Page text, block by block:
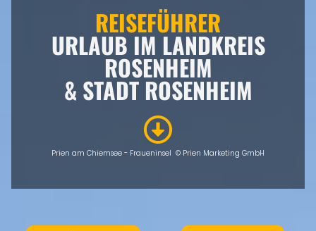
REISEFÜHRER
URLAUB IM LANDKREIS
ROSENHEIM
& STADT ROSENHEIM
Prien am Chiemsee - Fraueninsel © Prien Marketing GmbH